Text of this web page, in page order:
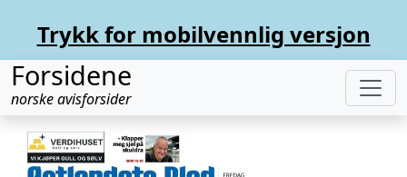
Trykk for mobilvennlig versjon
Forsidene
norske avisforsider